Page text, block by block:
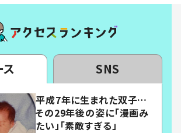
ス SNS
平成7年に生まれた双子…
その29年後の姿に「漫画み
たい」「素敵すぎる」